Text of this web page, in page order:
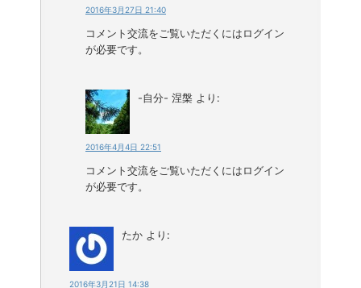
2016年3月27日 21:40
コメント交流をご覧いただくにはログイン
が必要です。
-自分- 涅槃 より:
2016年4月4日 22:51
コメント交流をご覧いただくにはログイン
が必要です。
たか より:
2016年3月21日 14:38